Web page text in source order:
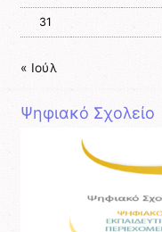
31
« Ιούλ
Ψηφιακό Σχολείο